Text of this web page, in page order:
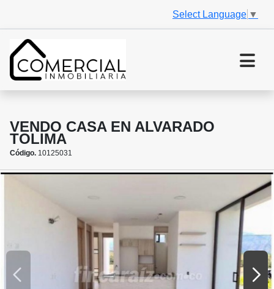
Select Language ▼
VENDO CASA EN ALVARADO
TOLIMA
Código. 10125031